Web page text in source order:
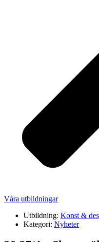
Våra utbildningar
Utbildning: Konst &
Kategori: Nyheter